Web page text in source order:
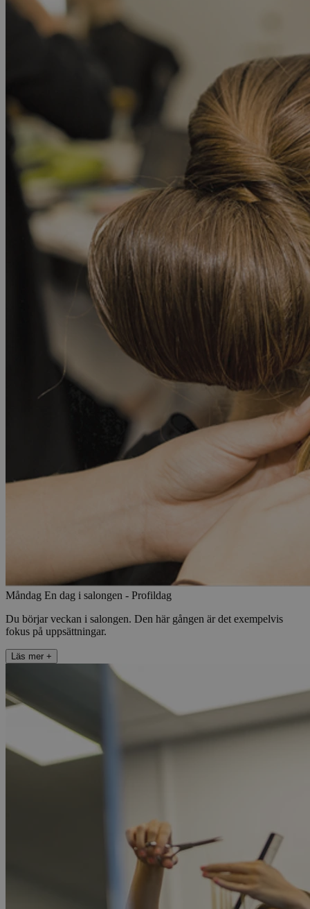
Måndag En dag i salongen - Profildag
Du börjar veckan i salongen. Den här gången är det exempelvis
fokus på uppsättningar.
Läs mer +